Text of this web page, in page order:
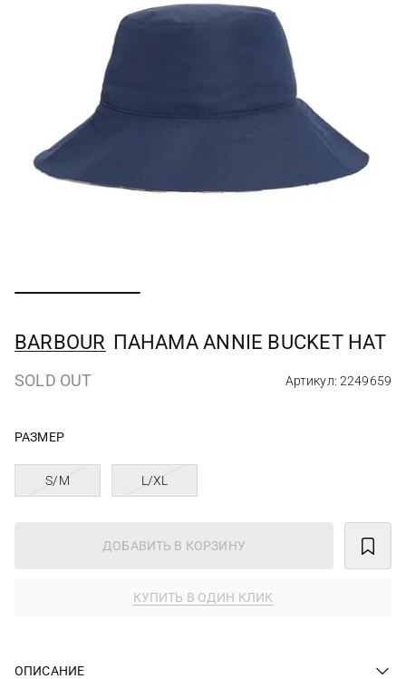
BARBOUR ПАНАМА ANNIE BUCKET HAT
SOLD OUT Артикул: 2249659
РАЗМЕР
S/M L/XL
ДОБАВИТЬ В КОРЗИНУ
КУПИТЬ В ОДИН КЛИК
ОПИСАНИЕ